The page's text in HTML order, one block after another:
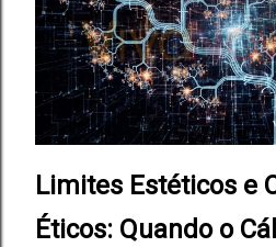
Limites Estéticos e
Éticos: Quando o